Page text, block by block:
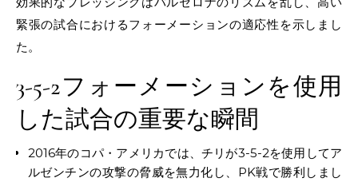
緊張の試合におけるフォーメーションの適応性を示しまし
た。
3-5-2フォーメーションを使用
した試合の重要な瞬間
2016年のコパ・アメリカでは、チリが3-5-2を使用してア
ルゼンチンの攻撃の脅威を無力化し、PK戦で勝利しまし